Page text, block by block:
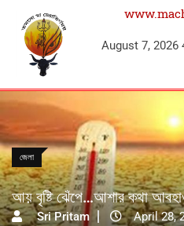
August 7, 2026
জেলা
আয় বৃষ্টি ঝেঁপে…আশার কথা
Sri Pritam
April 28,